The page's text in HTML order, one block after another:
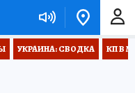
УКРАИНА: СВОДКА КП В